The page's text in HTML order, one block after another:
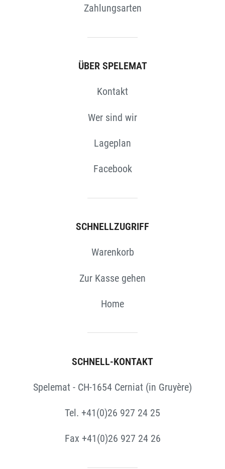
Zahlungsarten
ÜBER SPELEMAT
Kontakt
Wer sind wir
Lageplan
Facebook
SCHNELLZUGRIFF
Warenkorb
Zur Kasse gehen
Home
SCHNELL-KONTAKT
Spelemat - CH-1654 Cerniat (in Gruyère)
Tel. +41(0)26 927 24 25
Fax +41(0)26 927 24 26